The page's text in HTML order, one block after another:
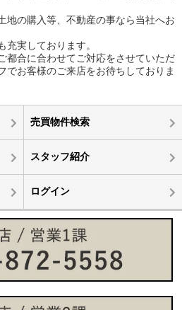
地の購入等、不動産の事なら当社へお
充実しております。
都合に合わせてご対応をさせていただ
でお客様のご来店をお待ちしておりま
売買物件検索
スタッフ紹介
ログイン